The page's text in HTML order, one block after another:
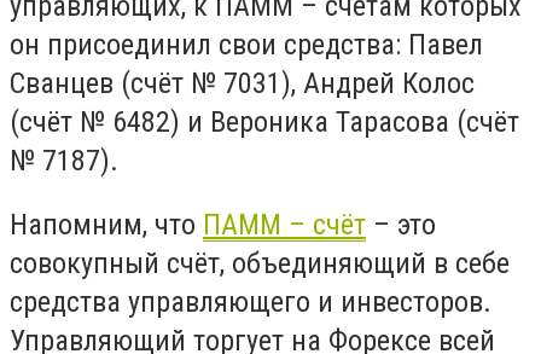
он присоединил свои средства: Павел
Сванцев (счёт № 7031), Андрей Колос
(счёт № 6482) и Вероника Тарасова (счёт
№ 7187).
Напомним, что ПАММ – счёт – это
совокупный счёт, объединяющий в себе
средства управляющего и инвесторов.
Управляющий торгует на Форексе всей